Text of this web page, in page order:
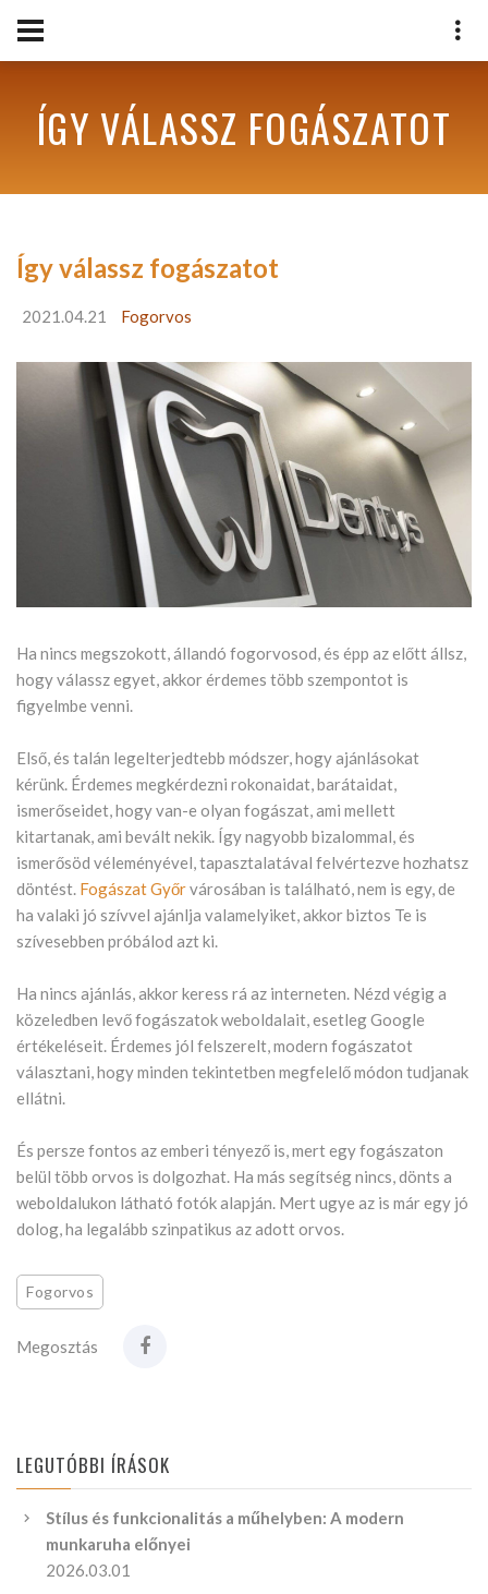
ÍGY VÁLASSZ FOGÁSZATOT
Így válassz fogászatot
2021.04.21 Fogorvos
Ha nincs megszokott, állandó fogorvosod, és épp az előtt állsz,
hogy válassz egyet, akkor érdemes több szempontot is
figyelmbe venni.
Első, és talán legelterjedtebb módszer, hogy ajánlásokat
kérünk. Érdemes megkérdezni rokonaidat, barátaidat,
ismerőseidet, hogy van-e olyan fogászat, ami mellett
kitartanak, ami bevált nekik. Így nagyobb bizalommal, és
ismerősöd véleményével, tapasztalatával felvértezve hozhatsz
döntést. Fogászat Győrvárosában is található, nem is egy, de
ha valaki jó szívvel ajánlja valamelyiket, akkor biztos Te is
szívesebben próbálod azt ki.
Ha nincs ajánlás, akkor keress rá az interneten. Nézd végig a
közeledben levő fogászatok weboldalait, esetleg Google
értékeléseit. Érdemes jól felszerelt, modern fogászatot
választani, hogy minden tekintetben megfelelő módon tudjanak
ellátni.
És persze fontos az emberi tényező is, mert egy fogászaton
belül több orvos is dolgozhat. Ha más segítség nincs, dönts a
weboldalukon látható fotók alapján. Mert ugye az is már egy jó
dolog, ha legalább szinpatikus az adott orvos.
Fogorvos
Megosztás
LEGUTÓBBI ÍRÁSOK
Stílus és funkcionalitás a műhelyben: A modern
munkaruha előnyei
2026.03.01